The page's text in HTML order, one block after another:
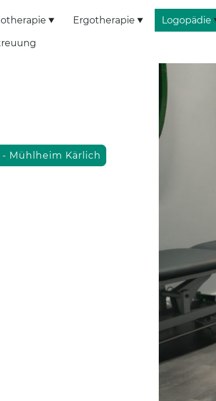
Ergotherapie Logopädie
Mühlheim Kärlich